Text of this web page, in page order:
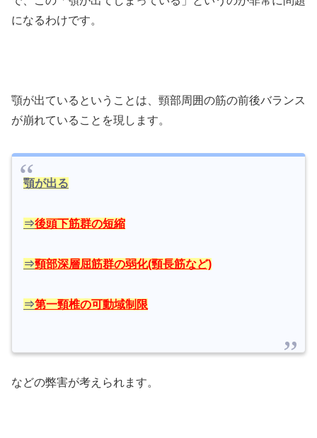
になるわけです。
顎が出ているということは、頸部周囲の筋の前後バランス
が崩れていることを現します。
顎が出る
⇒後頭下筋群の短縮
⇒頸部深層屈筋群の弱化(頸長筋など)
⇒第一頸椎の可動域制限
などの弊害が考えられます。